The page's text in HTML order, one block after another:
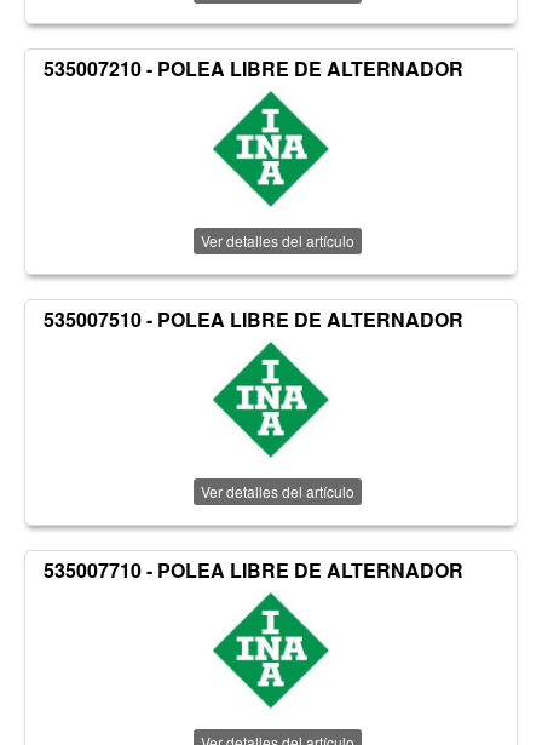
535007210 - POLEA LIBRE DE ALTERNADOR
Ver detalles del artículo
535007510 - POLEA LIBRE DE ALTERNADOR
Ver detalles del artículo
535007710 - POLEA LIBRE DE ALTERNADOR